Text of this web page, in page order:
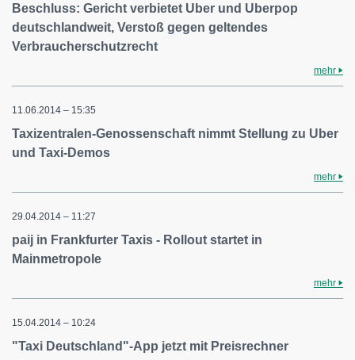
Beschluss: Gericht verbietet Uber und Uberpop
deutschlandweit, Verstoß gegen geltendes
Verbraucherschutzrecht
mehr
11.06.2014 – 15:35
Taxizentralen-Genossenschaft nimmt Stellung zu Uber
und Taxi-Demos
mehr
29.04.2014 – 11:27
paij in Frankfurter Taxis - Rollout startet in
Mainmetropole
mehr
15.04.2014 – 10:24
"Taxi Deutschland"-App jetzt mit Preisrechner